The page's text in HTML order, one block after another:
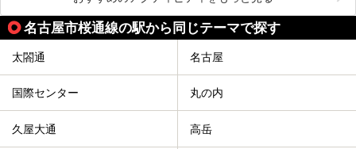
名古屋市桜通線の駅から同じテーマで探す
太閤通 名古屋
国際センター 丸の内
久屋大通 高岳